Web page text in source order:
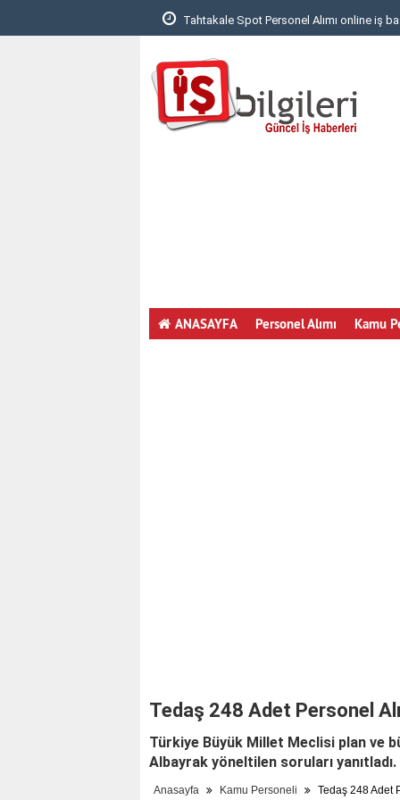
Tahtakale Spot Personel Alımı online iş
ANASAYFA Personel Alımı Kamu
Tedaş 248 Adet Personel
Türkiye Büyük Millet Meclisi plan ve
Albayrak yöneltilen soruları
Anasayfa Kamu Personeli Tedaş 248 Adet